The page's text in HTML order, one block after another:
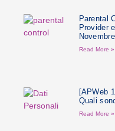
Parental
Provider
Read More »
[APWeb
Quali
Read More »